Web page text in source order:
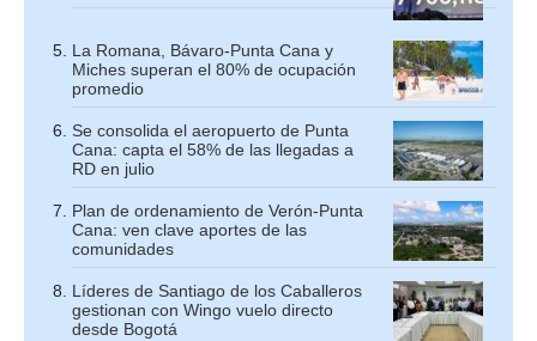
La Romana, Bávaro-Punta Cana y
Miches superan el 80% de ocupación
promedio
Se consolida el aeropuerto de Punta
Cana: capta el 58% de las llegadas a
RD en julio
Plan de ordenamiento de Verón-Punta
Cana: ven clave aportes de las
comunidades
Líderes de Santiago de los Caballeros
gestionan con Wingo vuelo directo
desde Bogotá